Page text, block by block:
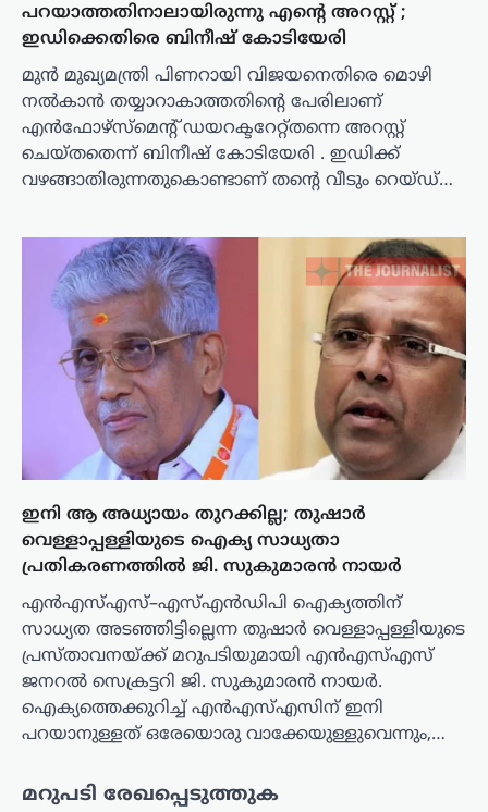
പറയാത്തതിനാലായിരുന്നു എന്റെ അറസ്റ്റ് ;
ഇഡിക്കെതിരെ ബിനീഷ് കോടിയേരി
മുൻ മുഖ്യമന്ത്രി പിണറായി വിജയനെതിരെ മൊഴി
നൽകാൻ തയ്യാറാകാത്തതിന്റെ പേരിലാണ്
എൻഫോഴ്‌സ്‌മെന്റ് ഡയറക്ടറേറ്റ്തന്നെ അറസ്റ്റ്
ചെയ്തതെന്ന് ബിനീഷ് കോടിയേരി . ഇഡിക്ക്
വഴങ്ങാതിരുന്നതുകൊണ്ടാണ് തന്റെ വീടും റെയ്ഡ്…
ഇനി ആ അധ്യായം തുറക്കില്ല; തുഷാർ
വെള്ളാപ്പള്ളിയുടെ ഐക്യ സാധ്യതാ
പ്രതികരണത്തിൽ ജി. സുകുമാരൻ നായർ
എൻഎസ്എസ്–എസ്എൻഡിപി ഐക്യത്തിന്
സാധ്യത അടഞ്ഞിട്ടില്ലെന്ന തുഷാർ വെള്ളാപ്പള്ളിയുടെ
പ്രസ്താവനയ്‌ക്ക് മറുപടിയുമായി എൻഎസ്എസ്
ജനറൽ സെക്രട്ടറി ജി. സുകുമാരൻ നായർ.
ഐക്യത്തെക്കുറിച്ച് എൻഎസ്എസിന് ഇനി
പറയാനുള്ളത് ഒരേയൊരു വാക്കേയുള്ളുവെന്നും,…
മറുപടി രേഖപ്പെടുത്തുക